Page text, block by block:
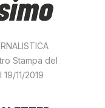
Stampa del
11/2019